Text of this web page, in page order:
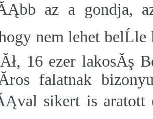
az a gondja,
nem lehet
16 ezer lakosĂş
falatnak
sikert is aratott